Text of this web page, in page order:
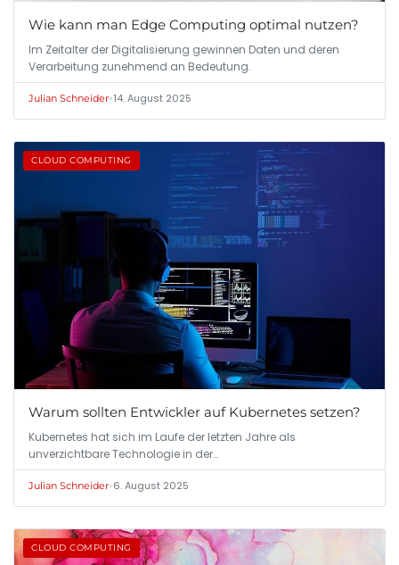
Wie kann man Edge Computing optimal nutzen?
Im Zeitalter der Digitalisierung gewinnen Daten und deren
Verarbeitung zunehmend an Bedeutung.
Julian Schneider•14. August 2025
CLOUD COMPUTING
Warum sollten Entwickler auf Kubernetes setzen?
Kubernetes hat sich im Laufe der letzten Jahre als
unverzichtbare Technologie in der…
Julian Schneider•6. August 2025
CLOUD COMPUTING